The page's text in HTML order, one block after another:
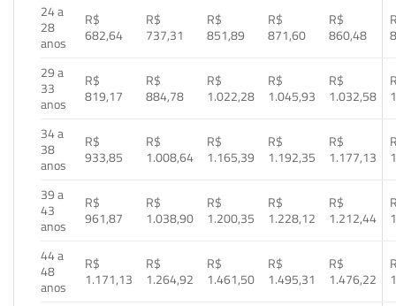
24 a
28
anos
R$
682,64
R$
737,31
R$
851,89
R$
871,60
R$
860,48
29 a
33
anos
R$
819,17
R$
884,78
R$
1.022,28
R$
1.045,93
R$
1.032,58
34 a
38
anos
R$
933,85
R$
1.008,64
R$
1.165,39
R$
1.192,35
R$
1.177,13
39 a
43
anos
R$
961,87
R$
1.038,90
R$
1.200,35
R$
1.228,12
R$
1.212,44
44 a
48
anos
R$
1.171,13
R$
1.264,92
R$
1.461,50
R$
1.495,31
R$
1.476,22